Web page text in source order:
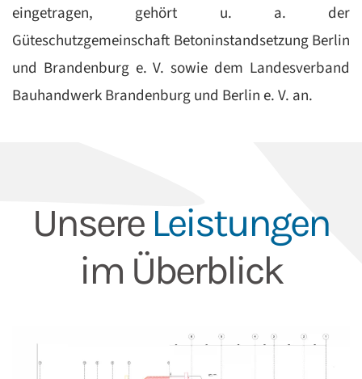
eingetragen, gehört u. a. der
Güteschutzgemeinschaft Beton­instand­setzung Berlin
und Brandenburg e. V. sowie dem Landesverband
Bauhandwerk Bran­den­burg und Berlin e. V. an.
Unsere Leistungen
im Überblick